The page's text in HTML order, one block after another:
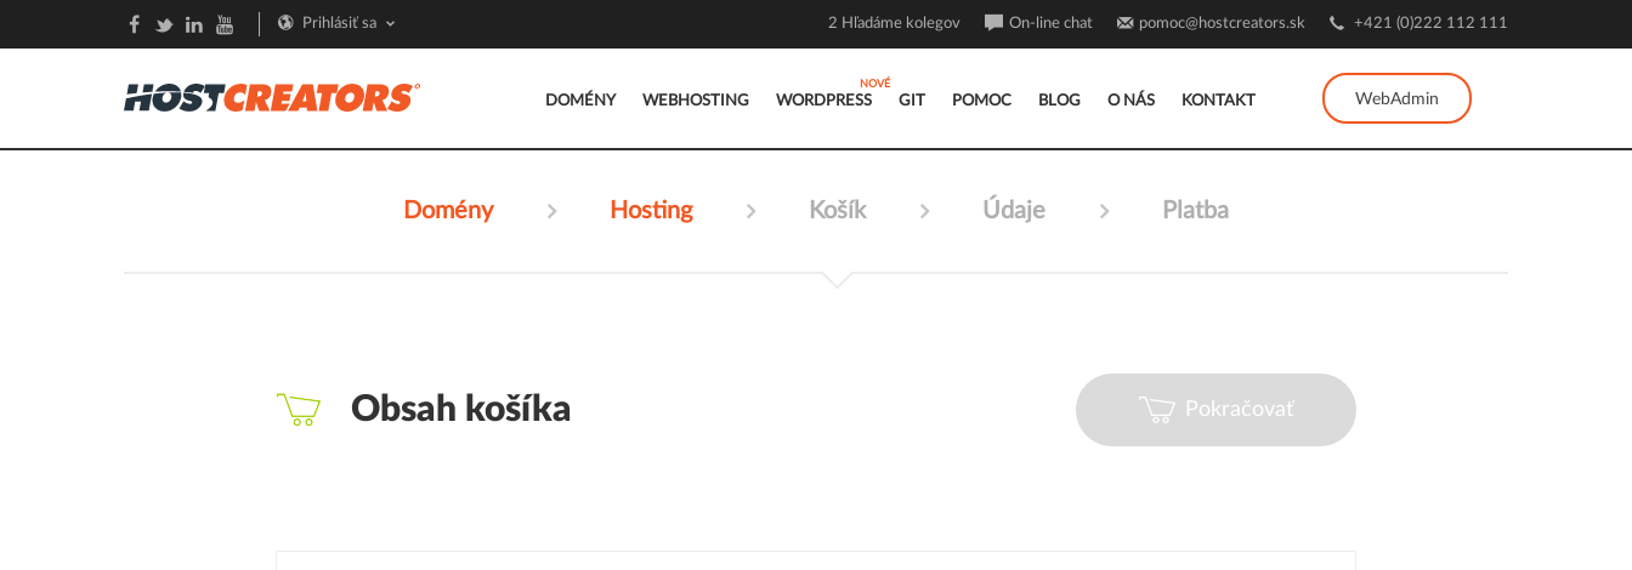
DOMÉNY WEBHOSTING WORDPRESS GIT POMOC BLOG O NÁS KONTAKT WebAdmin
Prihlásiť sa 2 Hľadáme kolegov On-line chat pomoc@hostcreators.sk +421 (0)222 112 111
Domény Hosting Košík Údaje Platba
Obsah košíka Pokračovať